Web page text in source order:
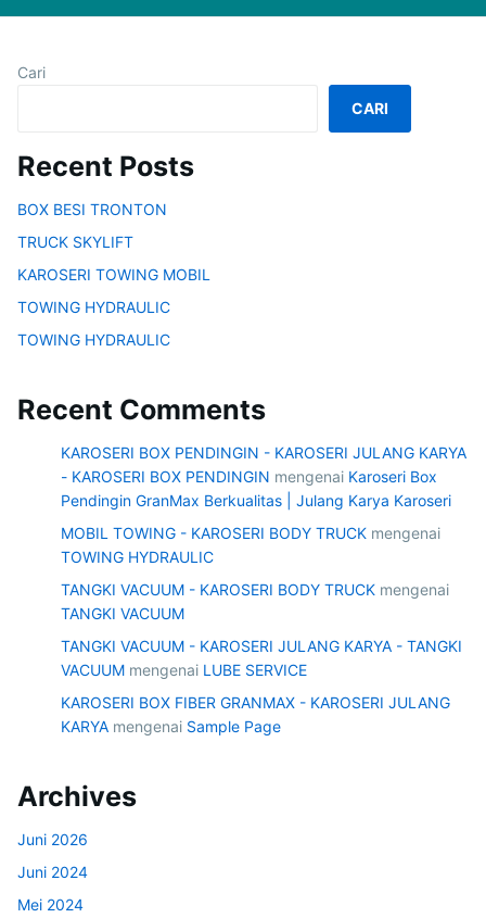
Cari
CARI
Recent Posts
BOX BESI TRONTON
TRUCK SKYLIFT
KAROSERI TOWING MOBIL
TOWING HYDRAULIC
TOWING HYDRAULIC
Recent Comments
KAROSERI BOX PENDINGIN - KAROSERI JULANG KARYA
- KAROSERI BOX PENDINGIN mengenai Karoseri Box
Pendingin GranMax Berkualitas | Julang Karya Karoseri
MOBIL TOWING - KAROSERI BODY TRUCK mengenai
TOWING HYDRAULIC
TANGKI VACUUM - KAROSERI BODY TRUCK mengenai
TANGKI VACUUM
TANGKI VACUUM - KAROSERI JULANG KARYA - TANGKI
VACUUM mengenai LUBE SERVICE
KAROSERI BOX FIBER GRANMAX - KAROSERI JULANG
KARYA mengenai Sample Page
Archives
Juni 2026
Juni 2024
Mei 2024